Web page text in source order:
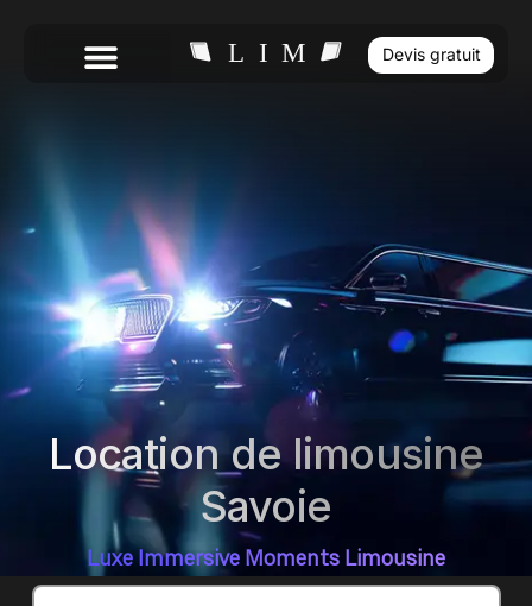
Devis gratuit
Location de limousine
Savoie
Luxe Immersive Moments Limousine